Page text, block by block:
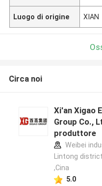
Luogo di origine XIAN
Circa noi
Xi'an Xigao
Group Co.,
produttore
Weibei
Lintong
,Cina
5.0